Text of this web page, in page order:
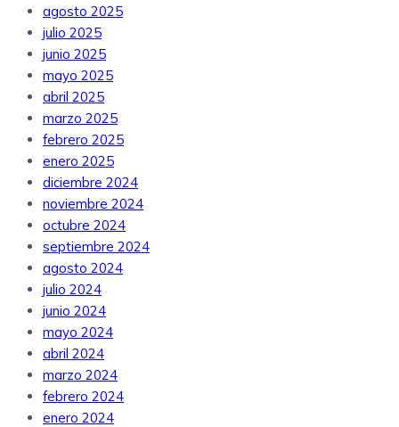
agosto 2025
julio 2025
junio 2025
mayo 2025
abril 2025
marzo 2025
febrero 2025
enero 2025
diciembre 2024
noviembre 2024
octubre 2024
septiembre 2024
agosto 2024
julio 2024
junio 2024
mayo 2024
abril 2024
marzo 2024
febrero 2024
enero 2024